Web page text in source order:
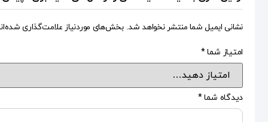
نشانی ایمیل شما منتشر نخواهد شد. بخش‌های موردنیاز علامت‌گذاری
امتیاز شما*
دیدگاه شما*